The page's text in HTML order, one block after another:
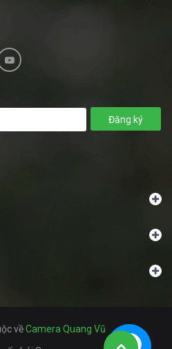
Đăng ký
vềCamera Quang Vũ